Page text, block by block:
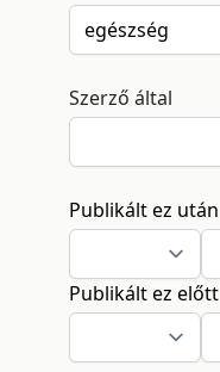
Szerző által
Publikált ez után
Publikált ez előtt